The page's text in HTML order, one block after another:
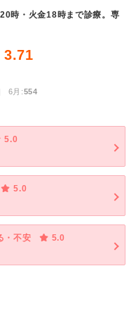
時・火金18時まで診療。専
3.71
6月:554
5.0
5.0
・不安
5.0